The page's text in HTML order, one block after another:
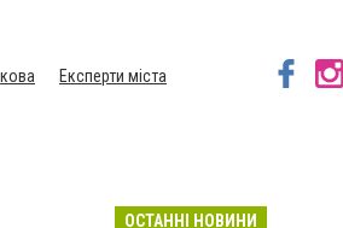
Експерти міста
ОСТАННІ НОВИНИ